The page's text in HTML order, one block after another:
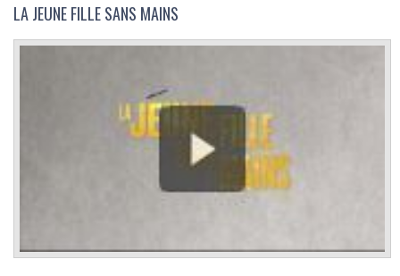
LA JEUNE FILLE SANS MAINS